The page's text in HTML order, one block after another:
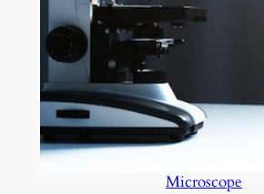
Microscope